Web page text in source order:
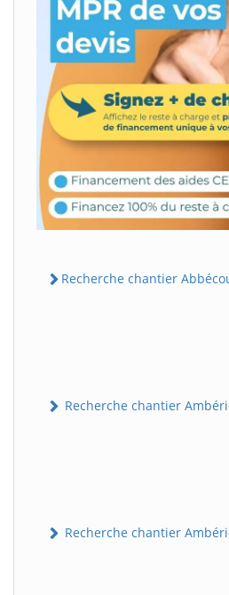
Recherche chantier
Recherche chantier
Recherche chantier